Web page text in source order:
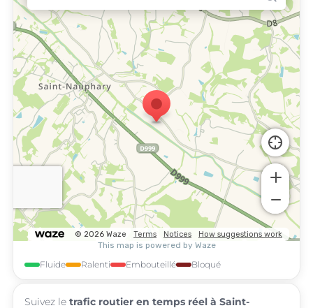
Fluide Ralenti Embouteillé Bloqué
Suivez le trafic routier en temps réel à Saint-